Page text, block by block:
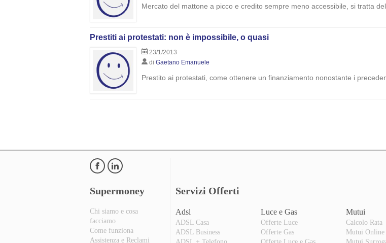
Mercato del mattone a picco e credito sempre meno accessibile, si tratta
Prestiti ai protestati: non è impossibile, o quasi
23/1/2013
di Gaetano Emanuele
Prestito ai protestati, come ottenere un finanziamento nonostante i
Supermoney
Chi siamo e cosa
facciamo
Come funziona
Assistenza e Reclami
Servizi Offerti
Adsl
ADSL Casa
ADSL Business
Luce e Gas
Offerte Luce
Offerte Gas
Mutui
Calcolo Rata
Mutui Online